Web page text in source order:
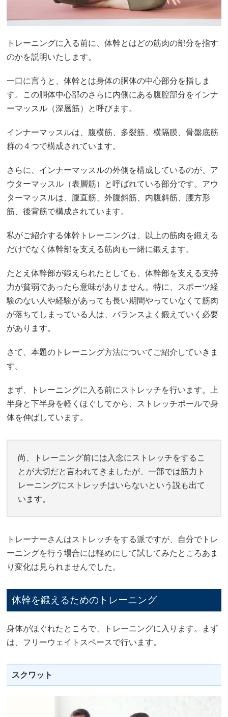
トレーニングに入る前に、体幹とはどの筋肉の部分を指す
のかを説明いたします。
一口に言うと、体幹とは身体の胴体の中心部分を指しま
す。この胴体中心部のさらに内側にある腹腔部分をインナ
ーマッスル（深層筋）と呼びます。
インナーマッスルは、腹横筋、多裂筋、横隔膜、骨盤底筋
群の４つで構成されています。
さらに、インナーマッスルの外側を構成しているのが、ア
ウターマッスル（表層筋）と呼ばれている部分です。アウ
ターマッスルは、腹直筋、外腹斜筋、内腹斜筋、腰方形
筋、後背筋で構成されています。
私がご紹介する体幹トレーニングは、以上の筋肉を鍛える
だけでなく体幹部を支える筋肉も一緒に鍛えます。
たとえ体幹部が鍛えられたとしても、体幹部を支える支持
力が貧弱であったら意味がありません。特に、スポーツ経
験のない人や経験があっても長い期間やっていなくて筋肉
が落ちてしまっている人は、バランスよく鍛えていく必要
があります。
さて、本題のトレーニング方法についてご紹介していきま
す。
まず、トレーニングに入る前にストレッチを行います。上
半身と下半身を軽くほぐしてから、ストレッチポールで身
体を伸ばしています。
尚、トレーニング前には入念にストレッチをするこ
とが大切だと言われてきましたが、一部では筋力ト
レーニングにストレッチはいらないという説も出て
います。
トレーナーさんはストレッチをする派ですが、自分でトレ
ーニングを行う場合には軽めにして試してみたところあま
り変化は見られませんでした。
体幹を鍛えるためのトレーニング
身体がほぐれたところで、トレーニングに入ります。まず
は、フリーウェイトスペースで行います。
スクワット